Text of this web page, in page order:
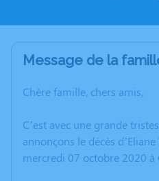
Message de la
Chère famille, chers amis,
C’est avec une grande
annonçons le décès
mercredi 07 octobre 2020 à